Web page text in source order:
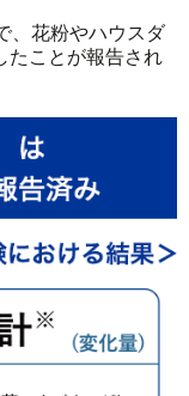
、花粉やハウスダ
たことが報告され